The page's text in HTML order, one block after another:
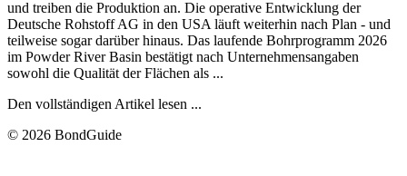
und treiben die Produktion an. Die operative Entwicklung der
Deutsche Rohstoff AG in den USA läuft weiterhin nach Plan - und
teilweise sogar darüber hinaus. Das laufende Bohrprogramm 2026
im Powder River Basin bestätigt nach Unternehmensangaben
sowohl die Qualität der Flächen als ...
Den vollständigen Artikel lesen ...
© 2026 BondGuide